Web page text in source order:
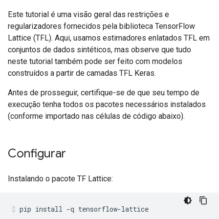
Este tutorial é uma visão geral das restrições e
regularizadores fornecidos pela biblioteca TensorFlow
Lattice (TFL). Aqui, usamos estimadores enlatados TFL em
conjuntos de dados sintéticos, mas observe que tudo
neste tutorial também pode ser feito com modelos
construídos a partir de camadas TFL Keras.
Antes de prosseguir, certifique-se de que seu tempo de
execução tenha todos os pacotes necessários instalados
(conforme importado nas células de código abaixo).
Configurar
Instalando o pacote TF Lattice:
pip install -q tensorflow-lattice